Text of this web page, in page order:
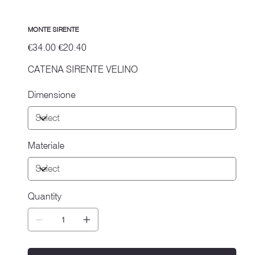
MONTE SIRENTE
Original
price
€34.00
Sale
price
€20.40
CATENA SIRENTE VELINO
Dimensione
Materiale
Quantity